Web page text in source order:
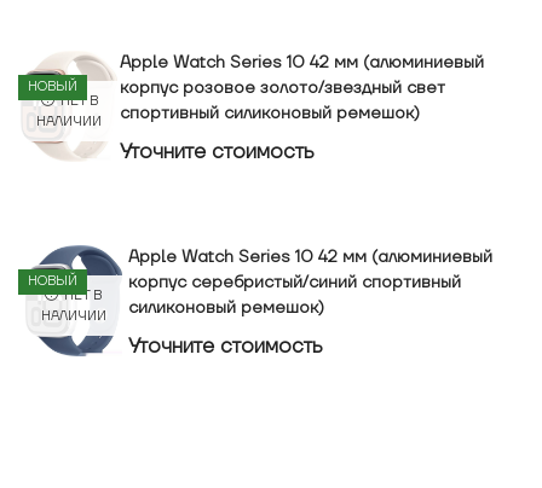
НОВЫЙ
НЕТ В
НАЛИЧИИ
Apple Watch Series 10 42 мм (алюминиевый
корпус розовое золото/звездный свет
спортивный силиконовый ремешок)
Уточнитe стоимость
НОВЫЙ
НЕТ В
НАЛИЧИИ
Apple Watch Series 10 42 мм (алюминиевый
корпус серебристый/синий спортивный
силиконовый ремешок)
Уточнитe стоимость